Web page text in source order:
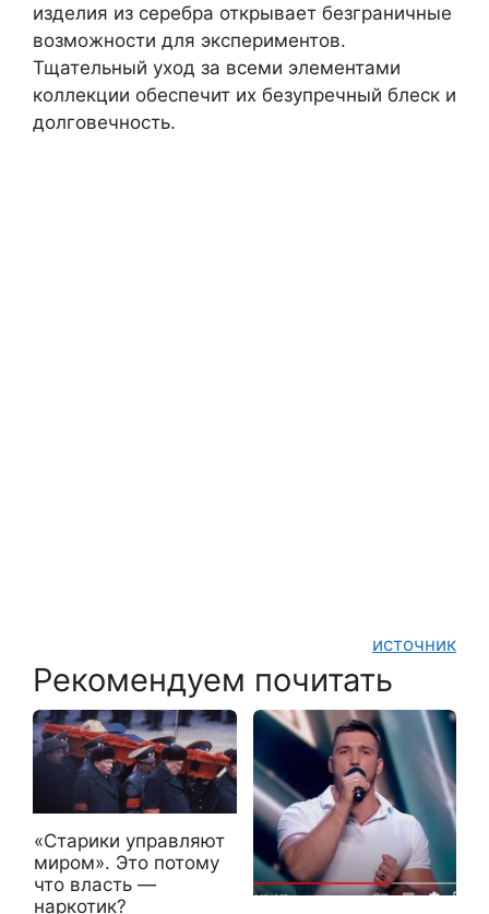
изделия из серебра открывает безграничные
возможности для экспериментов.
Тщательный уход за всеми элементами
коллекции обеспечит их безупречный блеск и
долговечность.
источник
Рекомендуем почитать
«Старики управляют
миром». Это потому
что власть —
наркотик?